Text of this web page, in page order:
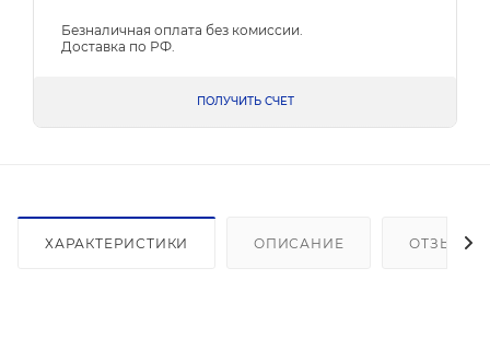
Безналичная оплата без комиссии.
Доставка по РФ.
ПОЛУЧИТЬ СЧЕТ
ХАРАКТЕРИСТИКИ ОПИСАНИЕ ОТЗЫВЫ